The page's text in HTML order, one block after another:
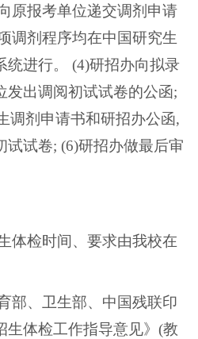
原报考单位递交调剂申请
调剂程序均在中国研究生
统进行。 (4)研招办向拟录
发出调阅初试试卷的公函;
调剂申请书和研招办公函,
试试卷; (6)研招办做最后审
检时间、要求由我校在
、卫生部、中国残联印
生体检工作指导意见》(教